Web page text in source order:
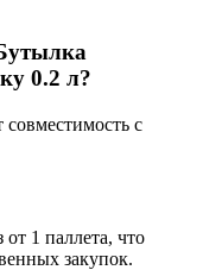
0.2 л?
с
1 паллета, что
закупок.